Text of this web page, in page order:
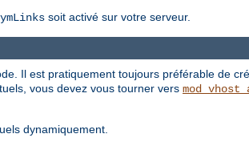
soit activé sur votre serveur.
Il est pratiquement toujours préférable de
vous devez vous tourner vers
dynamiquement.